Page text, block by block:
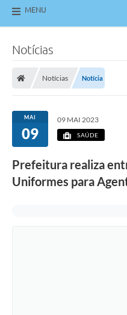
MENU
Notícias
Notícias Notícia
MAI
09
09 MAI 2023
SAÚDE
Prefeitura realiza
Uniformes para